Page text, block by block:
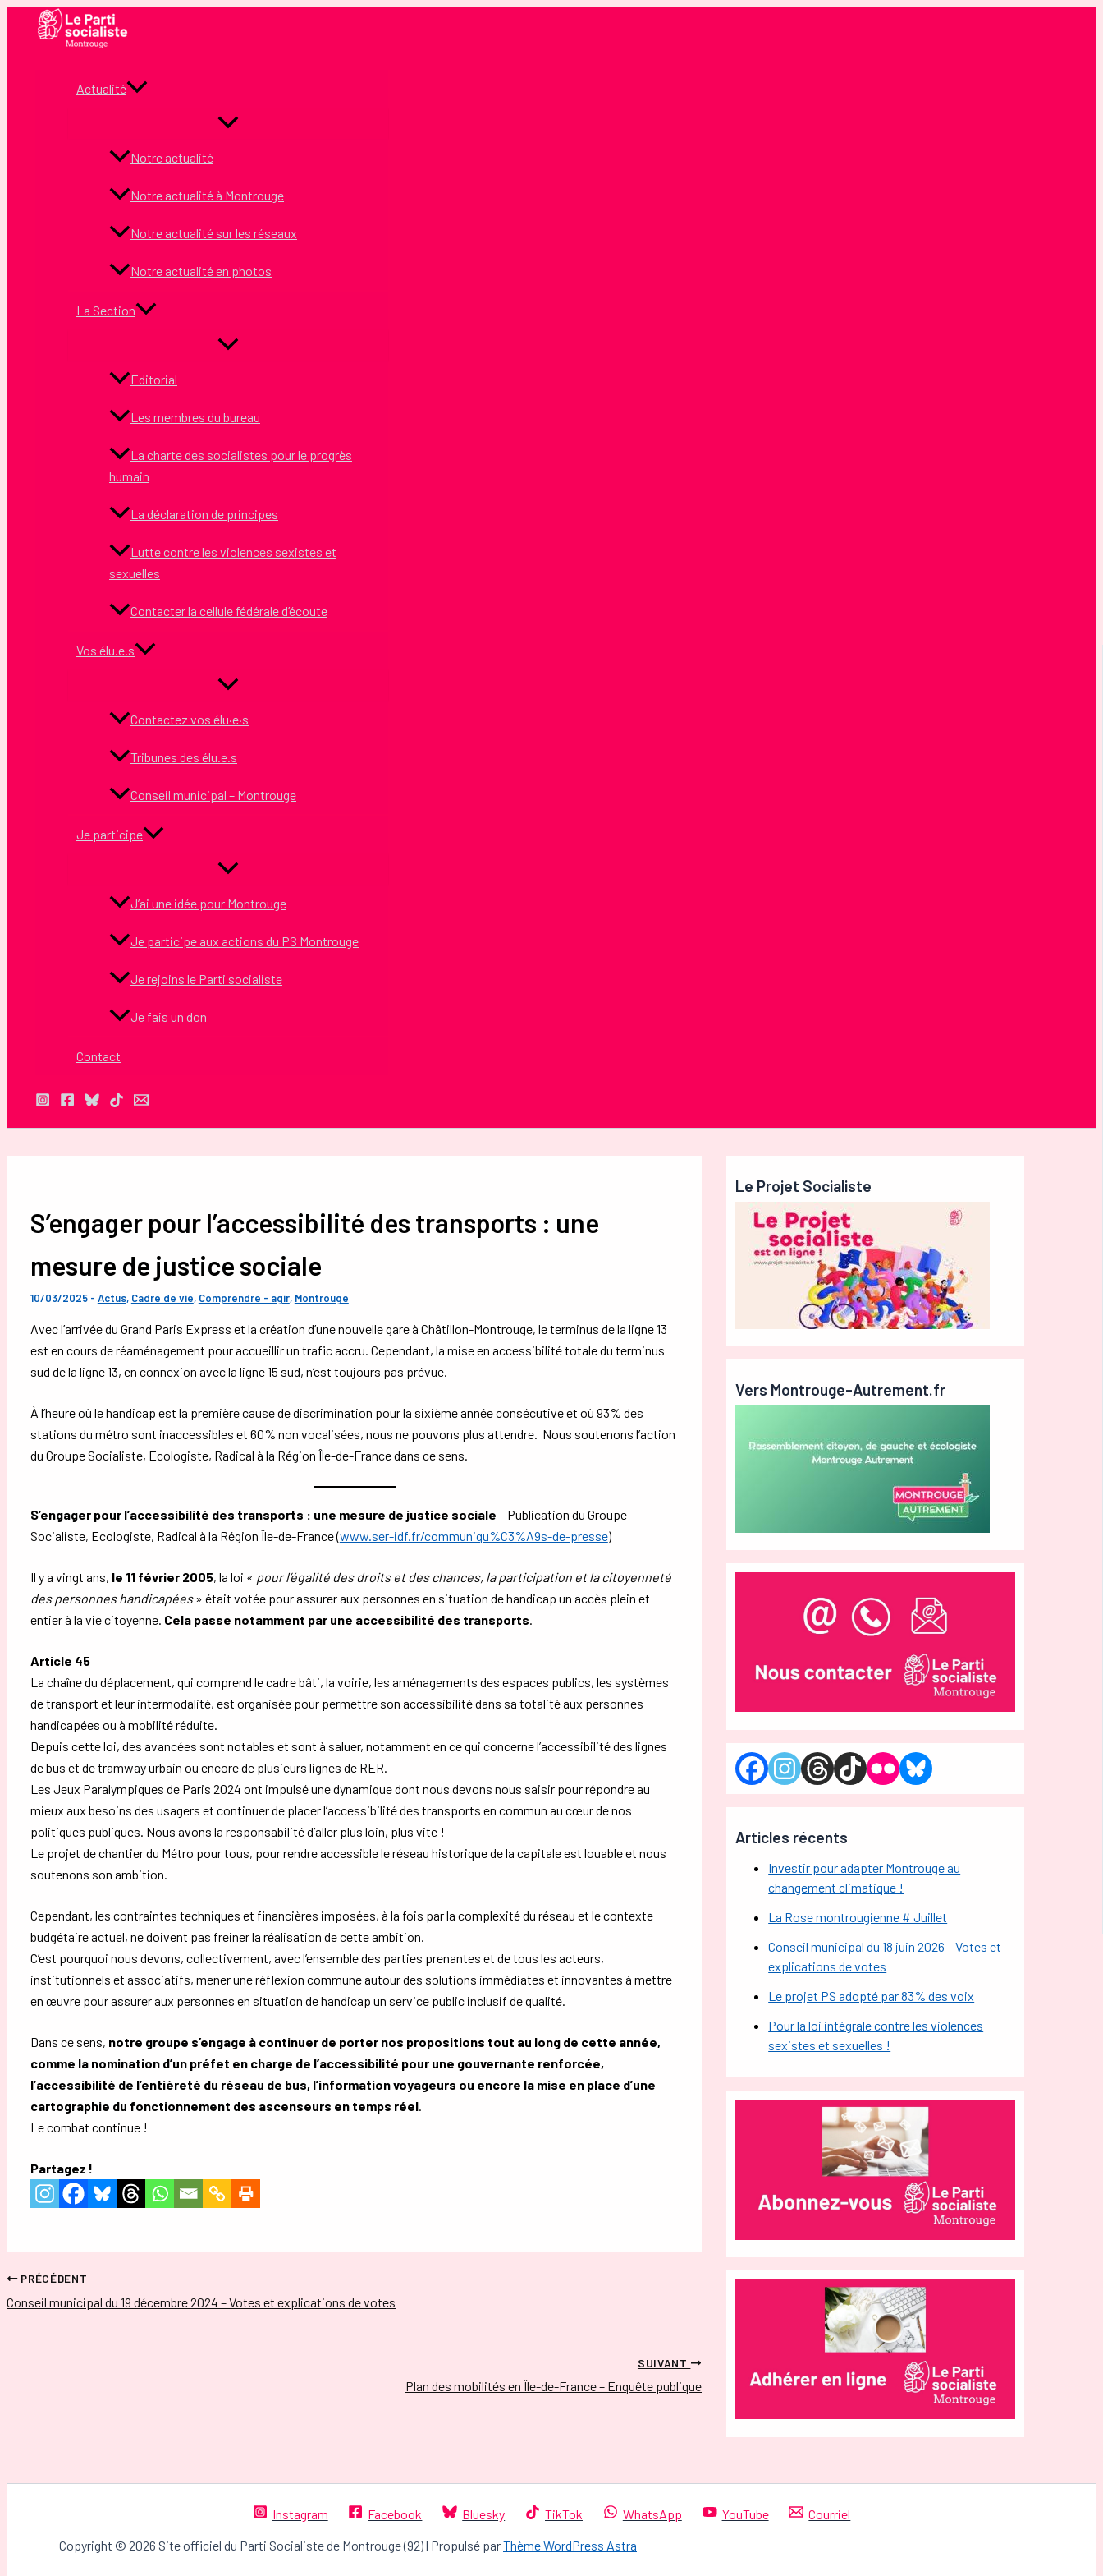
Actualité
Notre actualité
Notre actualité à Montrouge
Notre actualité sur les réseaux
Notre actualité en photos
La Section
Editorial
Les membres du bureau
La charte des socialistes pour le progrès
humain
La déclaration de principes
Lutte contre les violences sexistes et
sexuelles
Contacter la cellule fédérale d’écoute
Vos élu.e.s
Contactez vos élu·e·s
Tribunes des élu.e.s
Conseil municipal – Montrouge
Je participe
J’ai une idée pour Montrouge
Je participe aux actions du PS Montrouge
Je rejoins le Parti socialiste
Je fais un don
Contact
S’engager pour l’accessibilité des transports : une
mesure de justice sociale
10/03/2025 - Actus, Cadre de vie, Comprendre - agir, Montrouge
Avec l’arrivée du Grand Paris Express et la création d’une nouvelle gare à Châtillon-Montrouge, le terminus de la ligne 13
est en cours de réaménagement pour accueillir un trafic accru. Cependant, la mise en accessibilité totale du terminus
sud de la ligne 13, en connexion avec la ligne 15 sud, n’est toujours pas prévue.
À l’heure où le handicap est la première cause de discrimination pour la sixième année consécutive et où 93% des
stations du métro sont inaccessibles et 60% non vocalisées, nous ne pouvons plus attendre. Nous soutenons l’action
du Groupe Socialiste, Ecologiste, Radical à la Région Île-de-France dans ce sens.
S’engager pour l’accessibilité des transports : une mesure de justice sociale – Publication du Groupe
Socialiste, Ecologiste, Radical à la Région Île-de-France (www.ser-idf.fr/communiqu%C3%A9s-de-presse)
Il y a vingt ans, le 11 février 2005, la loi « pour l’égalité des droits et des chances, la participation et la citoyenneté
des personnes handicapées» était votée pour assurer aux personnes en situation de handicap un accès plein et
entier à la vie citoyenne. Cela passe notamment par une accessibilité des transports.
Article 45
La chaîne du déplacement, qui comprend le cadre bâti, la voirie, les aménagements des espaces publics, les systèmes
de transport et leur intermodalité, est organisée pour permettre son accessibilité dans sa totalité aux personnes
handicapées ou à mobilité réduite.
Depuis cette loi, des avancées sont notables et sont à saluer, notamment en ce qui concerne l’accessibilité des lignes
de bus et de tramway urbain ou encore de plusieurs lignes de RER.
Les Jeux Paralympiques de Paris 2024 ont impulsé une dynamique dont nous devons nous saisir pour répondre au
mieux aux besoins des usagers et continuer de placer l’accessibilité des transports en commun au cœur de nos
politiques publiques. Nous avons la responsabilité d’aller plus loin, plus vite !
Le projet de chantier du Métro pour tous, pour rendre accessible le réseau historique de la capitale est louable et nous
soutenons son ambition.
Cependant, les contraintes techniques et financières imposées, à la fois par la complexité du réseau et le contexte
budgétaire actuel, ne doivent pas freiner la réalisation de cette ambition.
C’est pourquoi nous devons, collectivement, avec l’ensemble des parties prenantes et de tous les acteurs,
institutionnels et associatifs, mener une réflexion commune autour des solutions immédiates et innovantes à mettre
en œuvre pour assurer aux personnes en situation de handicap un service public inclusif de qualité.
Dans ce sens, notre groupe s’engage à continuer de porter nos propositions tout au long de cette année,
comme la nomination d’un préfet en charge de l’accessibilité pour une gouvernante renforcée,
l’accessibilité de l’entièreté du réseau de bus, l’information voyageurs ou encore la mise en place d’une
cartographie du fonctionnement des ascenseurs en temps réel.
Le combat continue !
Partagez !
PRÉCÉDENT
Conseil municipal du 19 décembre 2024 – Votes et explications de votes
SUIVANT
Plan des mobilités en Île-de-France – Enquête publique
Le Projet Socialiste
Vers Montrouge-Autrement.fr
Articles récents
Investir pour adapter Montrouge au
changement climatique !
La Rose montrougienne # Juillet
Conseil municipal du 18 juin 2026 – Votes et
explications de votes
Le projet PS adopté par 83% des voix
Pour la loi intégrale contre les violences
sexistes et sexuelles !
Instagram Facebook Bluesky TikTok WhatsApp YouTube Courriel
Copyright © 2026 Site officiel du Parti Socialiste de Montrouge (92) | Propulsé parThème WordPress Astra